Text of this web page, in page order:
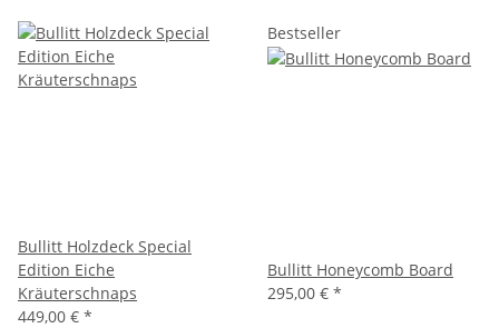
Bullitt Holzdeck Special
Edition Eiche
Kräuterschnaps
449,00 € *
Bestseller
Bullitt Honeycomb Board
295,00 € *